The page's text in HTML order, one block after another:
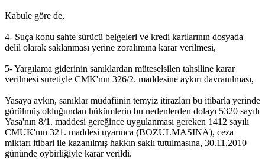
Kabule göre de,
4- Suça konu sahte sürücü belgeleri ve kredi kartlarının dosyada
delil olarak saklanması yerine zoralımına karar verilmesi,
5- Yargılama giderinin sanıklardan müteselsilen tahsiline karar
verilmesi suretiyle CMK'nın 326/2. maddesine aykırı davranılması,
Yasaya aykın, sanıklar müdafiinin temyiz itirazları bu itibarla yerinde
görülmüş olduğundan hükümlerin bu nedenlerden dolayı 5320 sayılı
Yasa'nın 8/1. maddesi gereğince uygulanması gereken 1412 sayılı
CMUK'nın 321. maddesi uyarınca (BOZULMASINA), ceza
miktarı itibari ile kazanılmış hakkın saklı tutulmasına, 30.11.2010
gününde oybirliğiyle karar verildi.